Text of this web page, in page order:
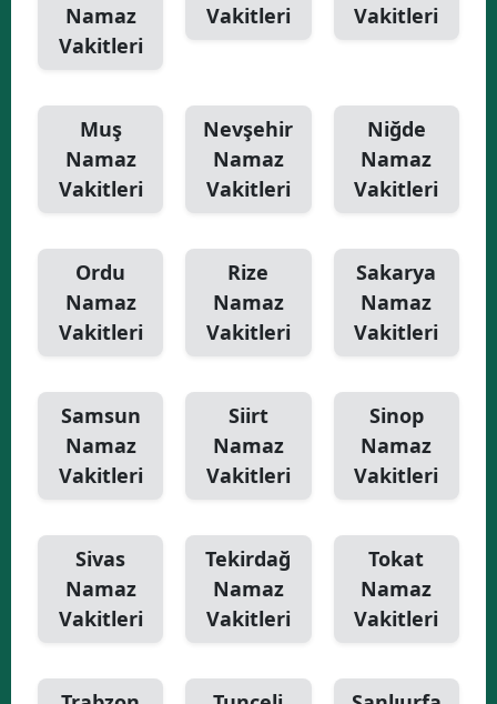
Namaz
Vakitleri
Vakitleri
Vakitleri
Muş
Namaz
Vakitleri
Nevşehir
Namaz
Vakitleri
Niğde
Namaz
Vakitleri
Ordu
Namaz
Vakitleri
Rize
Namaz
Vakitleri
Sakarya
Namaz
Vakitleri
Samsun
Namaz
Vakitleri
Siirt
Namaz
Vakitleri
Sinop
Namaz
Vakitleri
Sivas
Namaz
Vakitleri
Tekirdağ
Namaz
Vakitleri
Tokat
Namaz
Vakitleri